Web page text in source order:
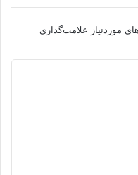
موردنیاز علامت‌گذاری